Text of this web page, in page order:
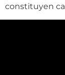
constituyen